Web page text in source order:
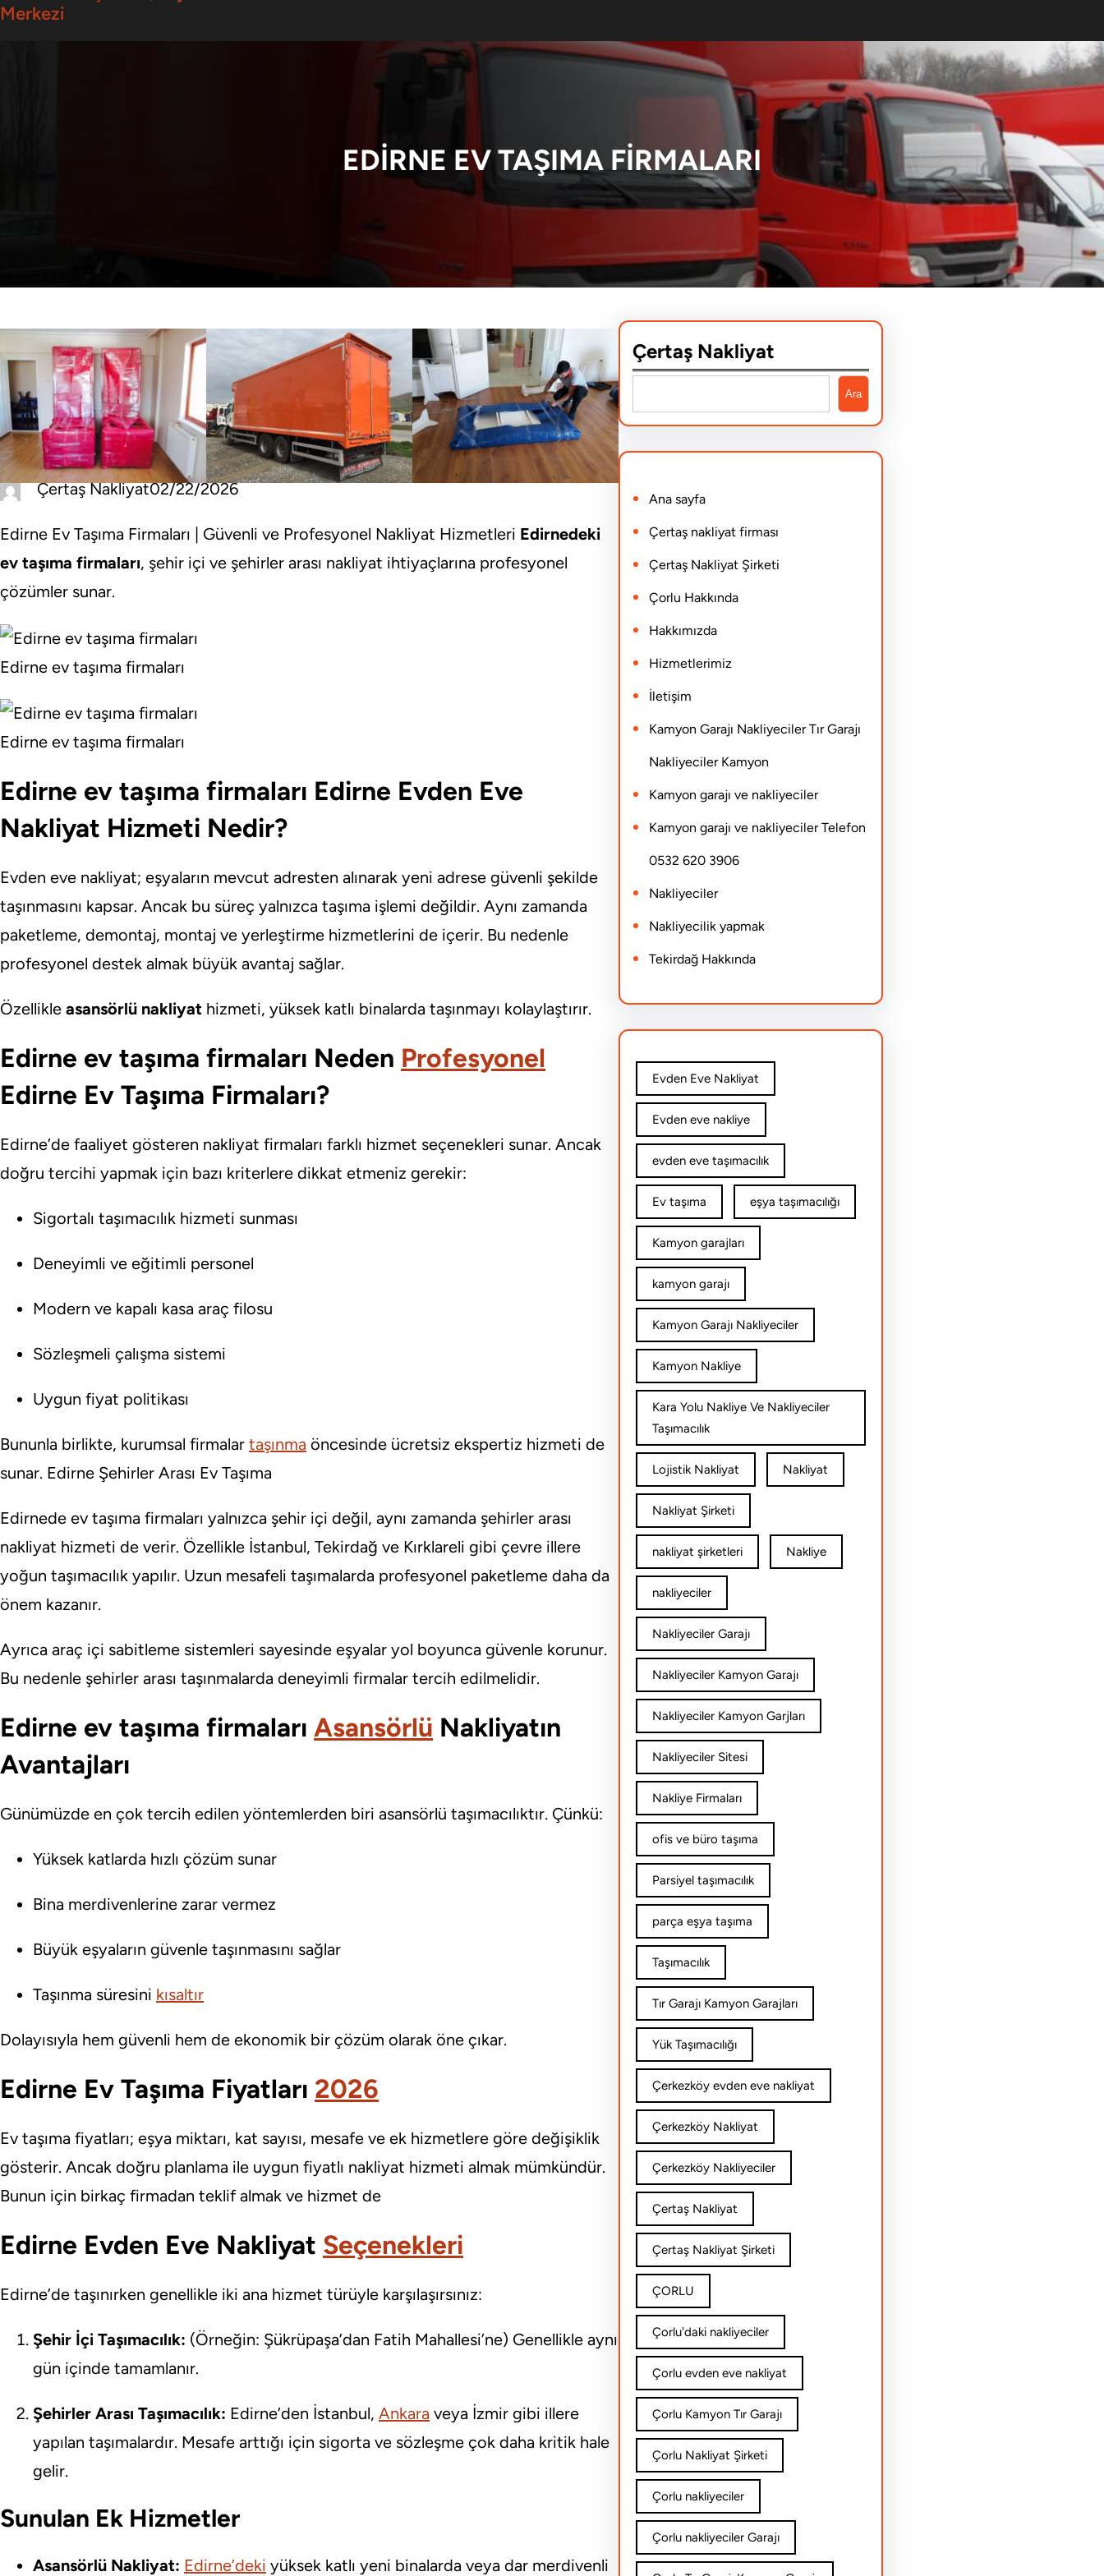
Merkezi
EDIRNE EV TAŞIMA FIRMALARI
Çertaş Nakliyat02/22/2026
Edirne Ev Taşıma Firmaları | Güvenli ve Profesyonel Nakliyat Hizmetleri Edirnedeki
ev taşıma firmaları, şehir içi ve şehirler arası nakliyat ihtiyaçlarına profesyonel
çözümler sunar.
Edirne ev taşıma firmaları
Edirne ev taşıma firmaları
Edirne ev taşıma firmaları Edirne Evden Eve
Nakliyat Hizmeti Nedir?
Evden eve nakliyat; eşyaların mevcut adresten alınarak yeni adrese güvenli şekilde
taşınmasını kapsar. Ancak bu süreç yalnızca taşıma işlemi değildir. Aynı zamanda
paketleme, demontaj, montaj ve yerleştirme hizmetlerini de içerir. Bu nedenle
profesyonel destek almak büyük avantaj sağlar.
Özellikle asansörlü nakliyat hizmeti, yüksek katlı binalarda taşınmayı kolaylaştırır.
Edirne ev taşıma firmaları Neden Profesyonel
Edirne Ev Taşıma Firmaları?
Edirne’de faaliyet gösteren nakliyat firmaları farklı hizmet seçenekleri sunar. Ancak
doğru tercihi yapmak için bazı kriterlere dikkat etmeniz gerekir:
Sigortalı taşımacılık hizmeti sunması
Deneyimli ve eğitimli personel
Modern ve kapalı kasa araç filosu
Sözleşmeli çalışma sistemi
Uygun fiyat politikası
Bununla birlikte, kurumsal firmalar taşınma öncesinde ücretsiz ekspertiz hizmeti de
sunar. Edirne Şehirler Arası Ev Taşıma
Edirnede ev taşıma firmaları yalnızca şehir içi değil, aynı zamanda şehirler arası
nakliyat hizmeti de verir. Özellikle İstanbul, Tekirdağ ve Kırklareli gibi çevre illere
yoğun taşımacılık yapılır. Uzun mesafeli taşımalarda profesyonel paketleme daha da
önem kazanır.
Ayrıca araç içi sabitleme sistemleri sayesinde eşyalar yol boyunca güvenle korunur.
Bu nedenle şehirler arası taşınmalarda deneyimli firmalar tercih edilmelidir.
Edirne ev taşıma firmaları Asansörlü Nakliyatın
Avantajları
Günümüzde en çok tercih edilen yöntemlerden biri asansörlü taşımacılıktır. Çünkü:
Yüksek katlarda hızlı çözüm sunar
Bina merdivenlerine zarar vermez
Büyük eşyaların güvenle taşınmasını sağlar
Taşınma süresini kısaltır
Dolayısıyla hem güvenli hem de ekonomik bir çözüm olarak öne çıkar.
Edirne Ev Taşıma Fiyatları 2026
Ev taşıma fiyatları; eşya miktarı, kat sayısı, mesafe ve ek hizmetlere göre değişiklik
gösterir. Ancak doğru planlama ile uygun fiyatlı nakliyat hizmeti almak mümkündür.
Bunun için birkaç firmadan teklif almak ve hizmet de
Edirne Evden Eve Nakliyat Seçenekleri
Edirne’de taşınırken genellikle iki ana hizmet türüyle karşılaşırsınız:
Şehir İçi Taşımacılık: (Örneğin: Şükrüpaşa’dan Fatih Mahallesi’ne) Genellikle aynı
gün içinde tamamlanır.
Şehirler Arası Taşımacılık: Edirne’den İstanbul, Ankara veya İzmir gibi illere
yapılan taşımalardır. Mesafe arttığı için sigorta ve sözleşme çok daha kritik hale
gelir.
Sunulan Ek Hizmetler
Asansörlü Nakliyat: Edirne’deki yüksek katlı yeni binalarda veya dar merdivenli
Çertaş Nakliyat
e
a
c
h
Ara
Ana sayfa
Çertaş nakliyat firması
Çertaş Nakliyat Şirketi
Çorlu Hakkında
Hakkımızda
Hizmetlerimiz
İletişim
Kamyon Garajı Nakliyeciler Tır Garajı
Nakliyeciler Kamyon
Kamyon garajı ve nakliyeciler
Kamyon garajı ve nakliyeciler Telefon
0532 620 3906
Nakliyeciler
Nakliyecilik yapmak
Tekirdağ Hakkında
Evden Eve Nakliyat
Evden eve nakliye
evden eve taşımacılık
Ev taşıma eşya taşımacılığı
Kamyon garajları
kamyon garajı
Kamyon Garajı Nakliyeciler
Kamyon Nakliye
Kara Yolu Nakliye Ve Nakliyeciler
Taşımacılık
Lojistik Nakliyat Nakliyat
Nakliyat Şirketi
nakliyat şirketleri Nakliye
nakliyeciler
Nakliyeciler Garajı
Nakliyeciler Kamyon Garajı
Nakliyeciler Kamyon Garjları
Nakliyeciler Sitesi
Nakliye Firmaları
ofis ve büro taşıma
Parsiyel taşımacılık
parça eşya taşıma
Taşımacılık
Tır Garajı Kamyon Garajları
Yük Taşımacılığı
Çerkezköy evden eve nakliyat
Çerkezköy Nakliyat
Çerkezköy Nakliyeciler
Çertaş Nakliyat
Çertaş Nakliyat Şirketi
ÇORLU
Çorlu'daki nakliyeciler
Çorlu evden eve nakliyat
Çorlu Kamyon Tır Garajı
Çorlu Nakliyat Şirketi
Çorlu nakliyeciler
Çorlu nakliyeciler Garajı